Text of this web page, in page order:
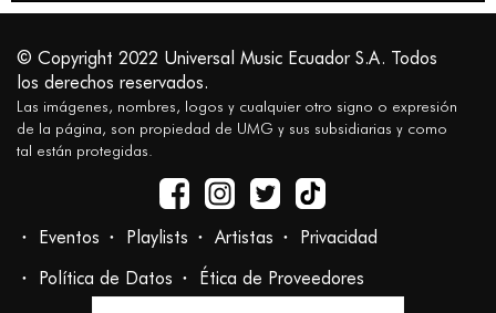
© Copyright 2022 Universal Music Ecuador S.A. Todos
los derechos reservados.
Las imágenes, nombres, logos y cualquier otro signo o expresión
de la página, son propiedad de UMG y sus subsidiarias y como
tal están protegidas.
Eventos Playlists Artistas
Privacidad
Política de Datos
Ética de Proveedores